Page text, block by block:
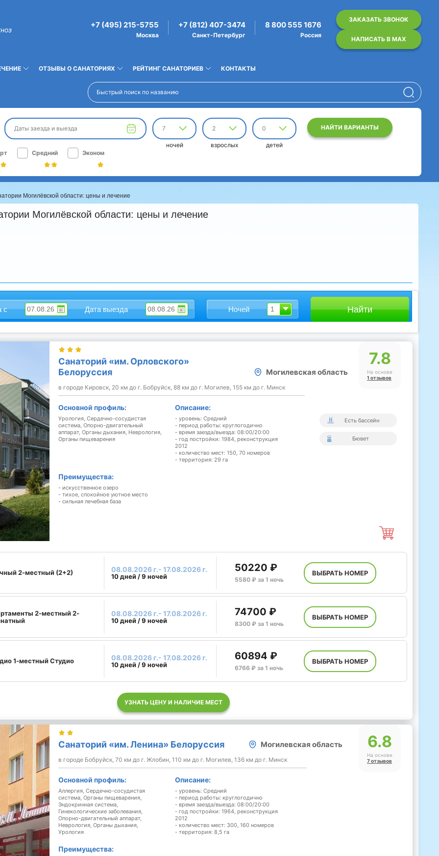
+7 (495) 215-5755
Москва
+7 (812) 407-3474
Санкт-Петербург
8 800 555 1676
Россия
ЗАКАЗАТЬ ЗВОНОК
НАПИСАТЬ В MAX
ОТЗЫВЫ О САНАТОРИЯХ РЕЙТИНГ САНАТОРИЕВ КОНТАКТЫ
Даты заезда и выезда 7
ночей
2
взрослых
0
детей
НАЙТИ ВАРИАНТЫ
Средний Эконом
Могилёвской области: цены и лечение
Могилёвской области: цены и лечение
с Дата выезда Ночей 1
Санаторий «им. Орловского»
Белоруссия
Могилевская область
в городе Кировск, 20 км до г. Бобруйск, 88 км до г. Могилев, 155 км до г. Минск
7.8
На основе
1 отзывов
Основной профиль:
Урология, Сердечно-сосудистая
система, Опорно-двигательный
аппарат, Органы дыхания, Неврология,
Органы пищеварения
Описание:
- уровень: Средний
- период работы: круглогодично
- время заезда/выезда: 08:00/20:00
- год постройки: 1984, реконструкция
2012
- количество мест: 150, 70 номеров
- территория: 29 га
Преимущества:
- искусственное озеро
- тихое, спокойное уютное место
- сильная лечебная база
Есть бассейн
Бювет
2-местный (2+2) 08.08.2026 г.- 17.08.2026 г.
10 дней / 9 ночей
50220 ₽
5580 ₽ за 1 ночь
ВЫБРАТЬ НОМЕР
2-местный 2-
08.08.2026 г.- 17.08.2026 г.
10 дней / 9 ночей
74700 ₽
8300 ₽ за 1 ночь
ВЫБРАТЬ НОМЕР
1-местный Студио 08.08.2026 г.- 17.08.2026 г.
10 дней / 9 ночей
60894 ₽
6766 ₽ за 1 ночь
ВЫБРАТЬ НОМЕР
УЗНАТЬ ЦЕНУ И НАЛИЧИЕ МЕСТ
Санаторий «им. Ленина» Белоруссия Могилевская область
в городе Бобруйск, 70 км до г. Жлобин, 110 км до г. Могилев, 136 км до г. Минск
6.8
На основе
7 отзывов
Основной профиль:
Аллергия, Сердечно-сосудистая
система, Органы пищеварения,
Эндокринная система,
Гинекологические заболевания,
Опорно-двигательный аппарат,
Неврология, Органы дыхания,
Урология
Описание:
- уровень: Средний
- период работы: круглогодично
- время заезда/выезда: 08:00/20:00
- год постройки: 1964, реконструкция
2012
- количество мест: 300, 160 номеров
- территория: 8,5 га
Преимущества: